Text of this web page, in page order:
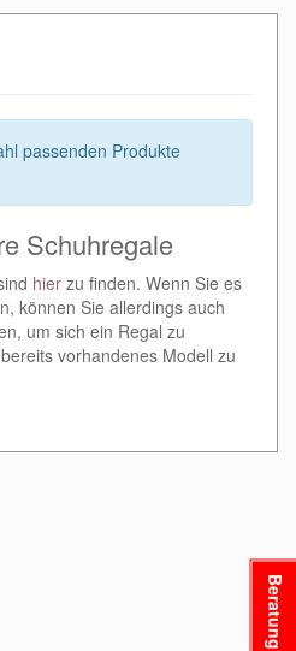
passenden Produkte
Schuhregale
hier zu finden. Wenn Sie es
können Sie allerdings auch
um sich ein Regal zu
vorhandenes Modell zu
Beratung